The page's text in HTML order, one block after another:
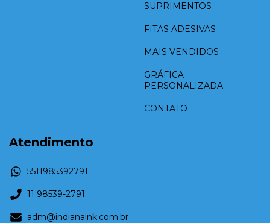
SUPRIMENTOS
FITAS ADESIVAS
MAIS VENDIDOS
GRÁFICA
PERSONALIZADA
CONTATO
Atendimento
5511985392791
11 98539-2791
adm@indianaink.com.br